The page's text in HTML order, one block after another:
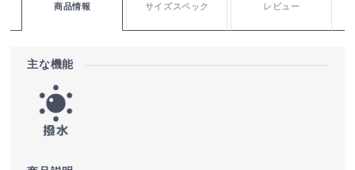
商品情報 サイズスペック レビュー
主な機能